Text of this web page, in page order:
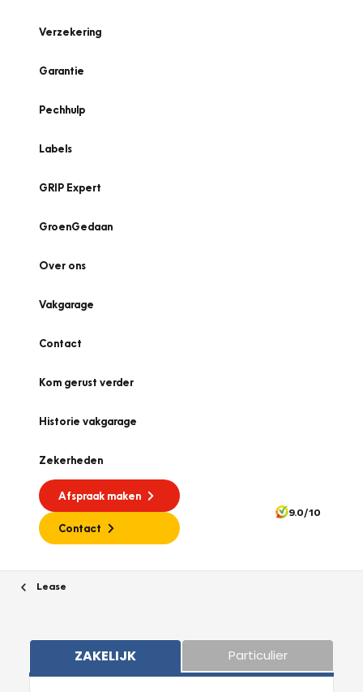
Verzekering
Garantie
Pechhulp
Labels
GRIP Expert
GroenGedaan
Over ons
Vakgarage
Contact
Kom gerust verder
Historie vakgarage
Zekerheden
Afspraak maken
Contact
9.0/10
Lease